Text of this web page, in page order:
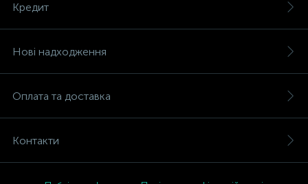
Кредит
Нові надходження
Оплата та доставка
Контакти